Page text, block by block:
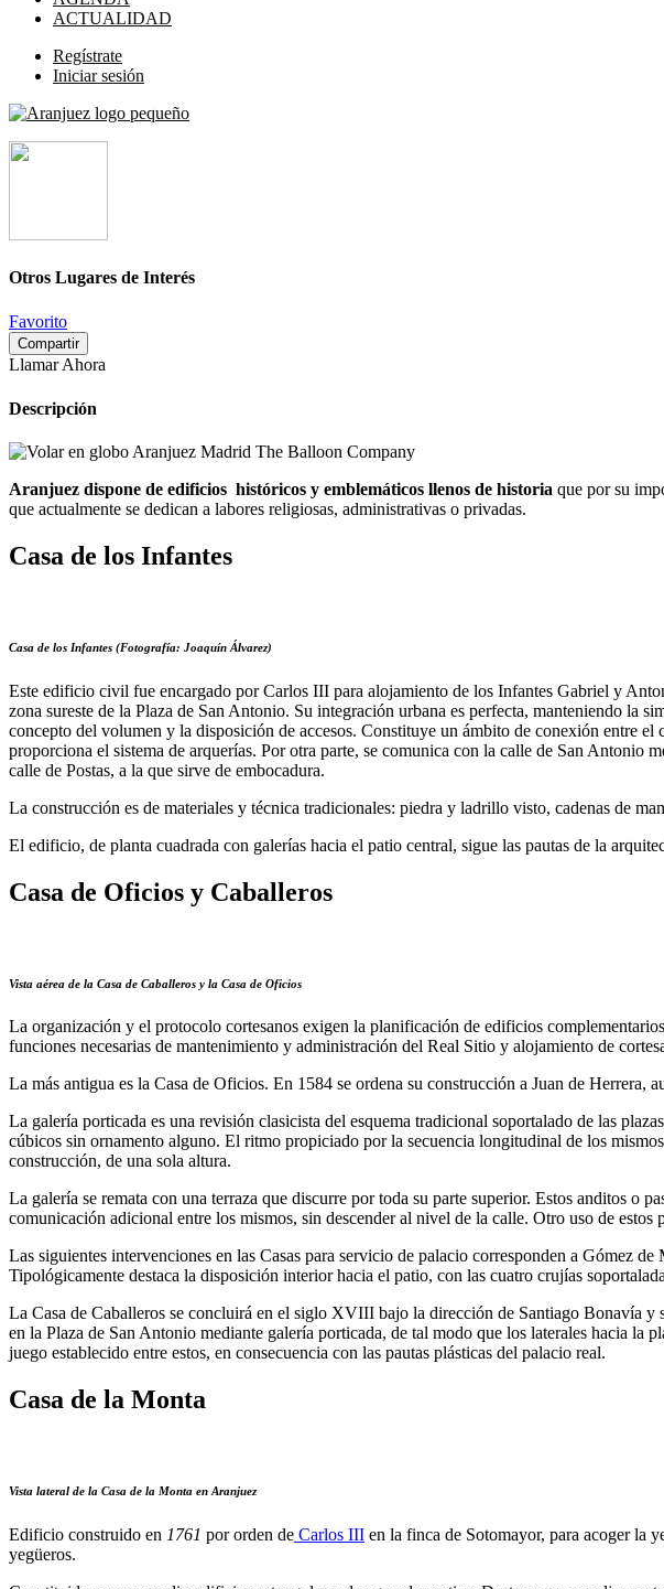
ACTUALIDAD
Regístrate
Iniciar sesión
Otros Lugares de Interés
Favorito
Compartir
Llamar Ahora
Descripción
Aranjuez dispone de edificios históricos y emblemáticos llenos de historia que por su
que actualmente se dedican a labores religiosas, administrativas o privadas.
Casa de los Infantes
Casa de los Infantes (Fotografía: Joaquín Álvarez)
Este edificio civil fue encargado por Carlos III para alojamiento de los Infantes Gabriel y
zona sureste de la Plaza de San Antonio. Su integración urbana es perfecta, manteniendo la
concepto del volumen y la disposición de accesos. Constituye un ámbito de conexión entre
proporciona el sistema de arquerías. Por otra parte, se comunica con la calle de San Antonio
calle de Postas, a la que sirve de embocadura.
La construcción es de materiales y técnica tradicionales: piedra y ladrillo visto, cadenas de
El edificio, de planta cuadrada con galerías hacia el patio central, sigue las pautas de la
Casa de Oficios y Caballeros
Vista aérea de la Casa de Caballeros y la Casa de Oficios
La organización y el protocolo cortesanos exigen la planificación de edificios
funciones necesarias de mantenimiento y administración del Real Sitio y alojamiento de
La más antigua es la Casa de Oficios. En 1584 se ordena su construcción a Juan de Herrera,
La galería porticada es una revisión clasicista del esquema tradicional soportalado de las
cúbicos sin ornamento alguno. El ritmo propiciado por la secuencia longitudinal de los
construcción, de una sola altura.
La galería se remata con una terraza que discurre por toda su parte superior. Estos anditos o
comunicación adicional entre los mismos, sin descender al nivel de la calle. Otro uso de estos
Las siguientes intervenciones en las Casas para servicio de palacio corresponden a Gómez
Tipológicamente destaca la disposición interior hacia el patio, con las cuatro crujías
La Casa de Caballeros se concluirá en el siglo XVIII bajo la dirección de Santiago Bonavía y
en la Plaza de San Antonio mediante galería porticada, de tal modo que los laterales hacia
juego establecido entre estos, en consecuencia con las pautas plásticas del palacio real.
Casa de la Monta
Vista lateral de la Casa de la Monta en Aranjuez
Edificio construido en 1761 por orden de Carlos III en la finca de Sotomayor, para acoger la
yegüeros.